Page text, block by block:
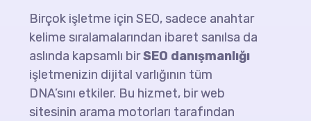
Birçok işletme için SEO, sadece anahtar
kelime sıralamalarından ibaret sanılsa da
aslında kapsamlı birSEO danışmanlığı
işletmenizin dijital varlığının tüm
DNA’sını etkiler. Bu hizmet, bir web
sitesinin arama motorları tarafından